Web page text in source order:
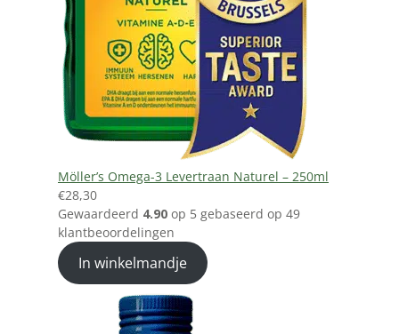
Möller’s Omega-3 Levertraan Naturel – 250ml
€28,30
Gewaardeerd 4.90 op 5 gebaseerd op 49
klantbeoordelingen
In winkelmandje